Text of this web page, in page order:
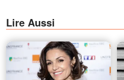
Lire Aussi